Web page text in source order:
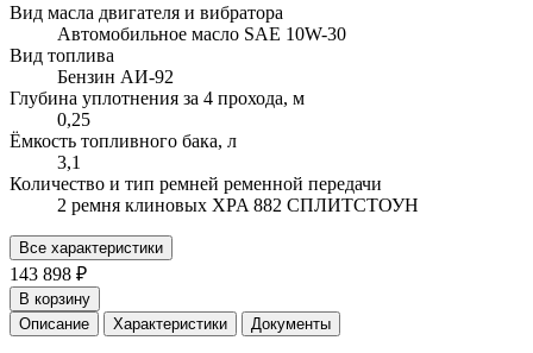
Вид масла двигателя и вибратора
Автомобильное масло SAE 10W-30
Вид топлива
Бензин АИ-92
Глубина уплотнения за 4 прохода, м
0,25
Ёмкость топливного бака, л
3,1
Количество и тип ремней ременной передачи
2 ремня клиновых XPA 882 СПЛИТСТОУН
Все характеристики
143 898 ₽
В корзину
Описание
Характеристики Документы